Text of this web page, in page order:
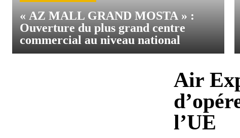
« AZ MALL GRAND MOSTA » :
Ouverture du plus grand centre
commercial au niveau national
Air
l’UE